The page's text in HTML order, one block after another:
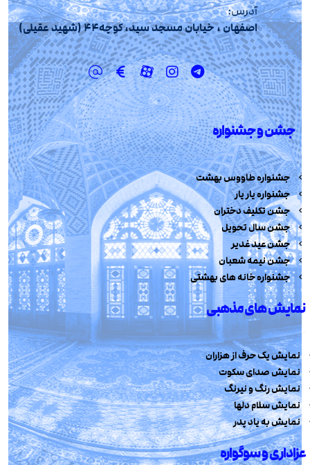
آدرس:
اصفهان ، خیابان مسجد سید، کوچه44 (شهید عقیلی)
جشن و جشنواره
جشنواره طاووس بهشت
جشنواره یار یار
جشن تکلیف دختران
جشن سال تحویل
جشن عید غدیر
جشن نیمه شعبان
جشنواره خانه های بهشتی
نمایش های مذهبی
نمایش یک حرف از هزاران
نمایش صدای سکوت
نمایش رنگ و نیرنگ
نمایش سلام دلها
نمایش به یاد پدر
عزاداری و سوگواره